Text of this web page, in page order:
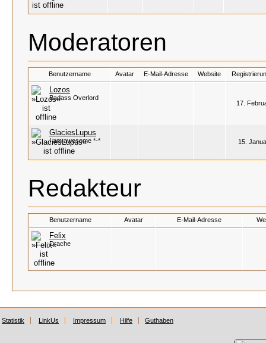
Moderatoren
Benutzername Avatar E-Mail-Adresse Website
Lozos
Badass Overlord
17.
GlaciesLupus
I am awesome *-* 15.
Redakteur
Benutzername Avatar E-Mail-Adresse
Felix
Drache
Statistik LinkUs Impressum Hilfe Guthaben